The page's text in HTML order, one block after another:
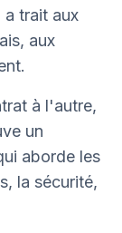
a trait aux
aux
à l'autre,
un
aborde les
la sécurité,